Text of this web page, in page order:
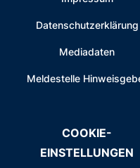
Datenschutzerklärung
Mediadaten
Meldestelle
COOKIE-
EINSTELLUNGEN